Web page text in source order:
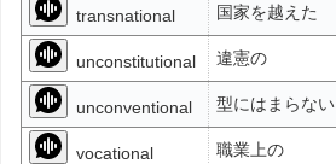
transnational 国家を越えた
unconstitutional 違憲の
unconventional 型にはまらない
vocational 職業上の